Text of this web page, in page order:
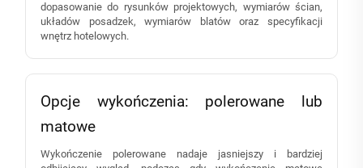
dopasowanie do rysunków projektowych, wymiarów ścian,
układów posadzek, wymiarów blatów oraz specyfikacji
wnętrz hotelowych.
Opcje wykończenia: polerowane lub
matowe
Wykończenie polerowane nadaje jasniejszy i bardziej